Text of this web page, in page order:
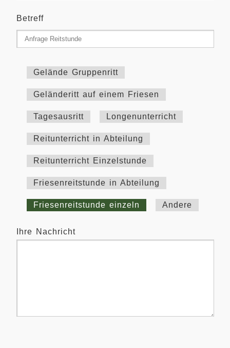
Betreff
Gelände Gruppenritt
Geländeritt auf einem Friesen
Tagesausritt Longenunterricht
Reitunterricht in Abteilung
Reitunterricht Einzelstunde
Friesenreitstunde in Abteilung
Friesenreitstunde einzeln Andere
Ihre Nachricht